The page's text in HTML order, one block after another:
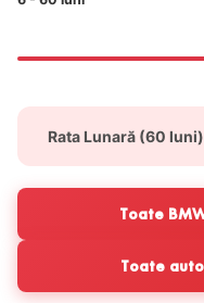
Rata Lunară (60 luni)
Toate
Toate